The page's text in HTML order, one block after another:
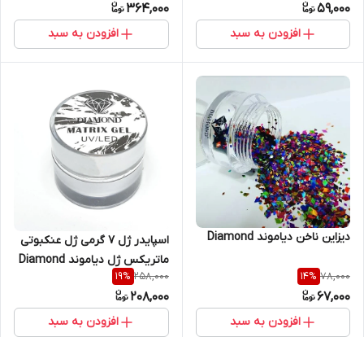
59,000
افزودن به سبد
364,000
افزودن به سبد
دیزاین ناخن دیاموند Diamond
78,000
14%
67,000
افزودن به سبد
اسپایدر ژل 7 گرمی ژل عنکبوتی
ماتریکس ژل دیاموند Diamond
258,000
19%
208,000
افزودن به سبد